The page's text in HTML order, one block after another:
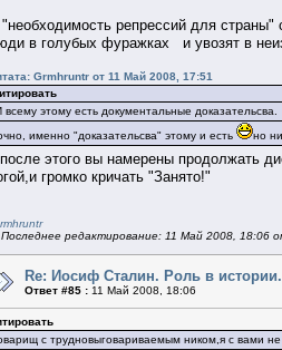
репрессий для
в голубых фуражках и увозят в
Grmhruntr от 11 Май 2008, 17:51
всему этому есть документальные доказательсва.
именно "доказательсва" этому и есть
но
этого вы намерены продолжать
громко кричать "Занято!"
Последнее редактирование: 11 Май 2008, 18:06
Re: Иосиф Сталин. Роль в истории.
Ответ #85 : 11 Май 2008, 18:06
с трудновыговариваемым ником,я с вами